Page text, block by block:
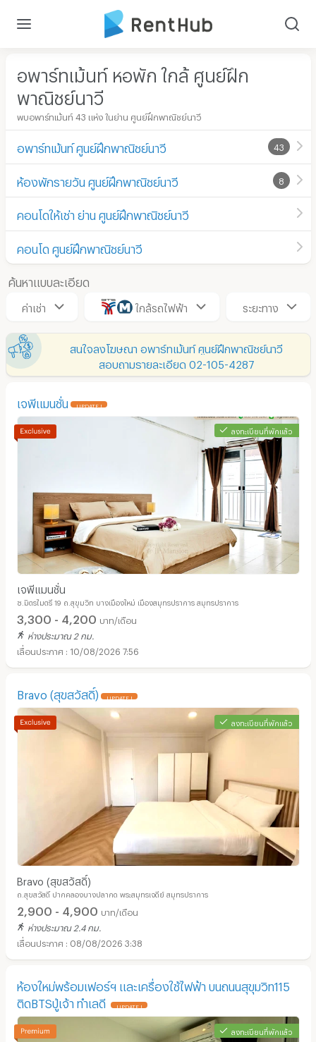
อพาร์ทเม้นท์ หอพัก ใกล้ ศูนย์ฝึก
พาณิชย์นาวี
พบอพาร์ทเม้นท์ 43 แห่ง ในย่าน ศูนย์ฝึกพาณิชย์นาวี
อพาร์ทเม้นท์ ศูนย์ฝึกพาณิชย์นาวี 43
ห้องพักรายวัน ศูนย์ฝึกพาณิชย์นาวี 8
คอนโดให้เช่า ย่าน ศูนย์ฝึกพาณิชย์นาวี
คอนโด ศูนย์ฝึกพาณิชย์นาวี
ค้นหาแบบละเอียด
ค่าเช่า ใกล้รถไฟฟ้า ระยะทาง
สนใจลงโฆษณา อพาร์ทเม้นท์ ศูนย์ฝึกพาณิชย์นาวี
สอบถามรายละเอียด 02-105-4287
เจพีแมนชั่น UPDATE !
ลงทะเบียนที่พักแล้ว
เจพีแมนชั่น
ซ.มิตรไมตรี 19 ถ.สุขุมวิท บางเมืองใหม่ เมืองสมุทรปราการ สมุทรปราการ
3,300 - 4,200 บาท/เดือน
ห่างประมาณ 2 กม.
10/08/2026 7:56
Bravo (สุขสวัสดิ์) UPDATE !
ลงทะเบียนที่พักแล้ว
Bravo (สุขสวัสดิ์)
ถ.สุขสวัสดิ์ ปากคลองบางปลากด พระสมุทรเจดีย์ สมุทรปราการ
2,900 - 4,900 บาท/เดือน
ห่างประมาณ 2.4 กม.
08/08/2026 3:38
ห้องใหม่พร้อมเฟอร์ฯ และเครื่องใช้ไฟฟ้า บนถนนสุขุมวิท115
ติดBTSปู่เจ้า ทำเลดี
UPDATE !
ลงทะเบียนที่พักแล้ว